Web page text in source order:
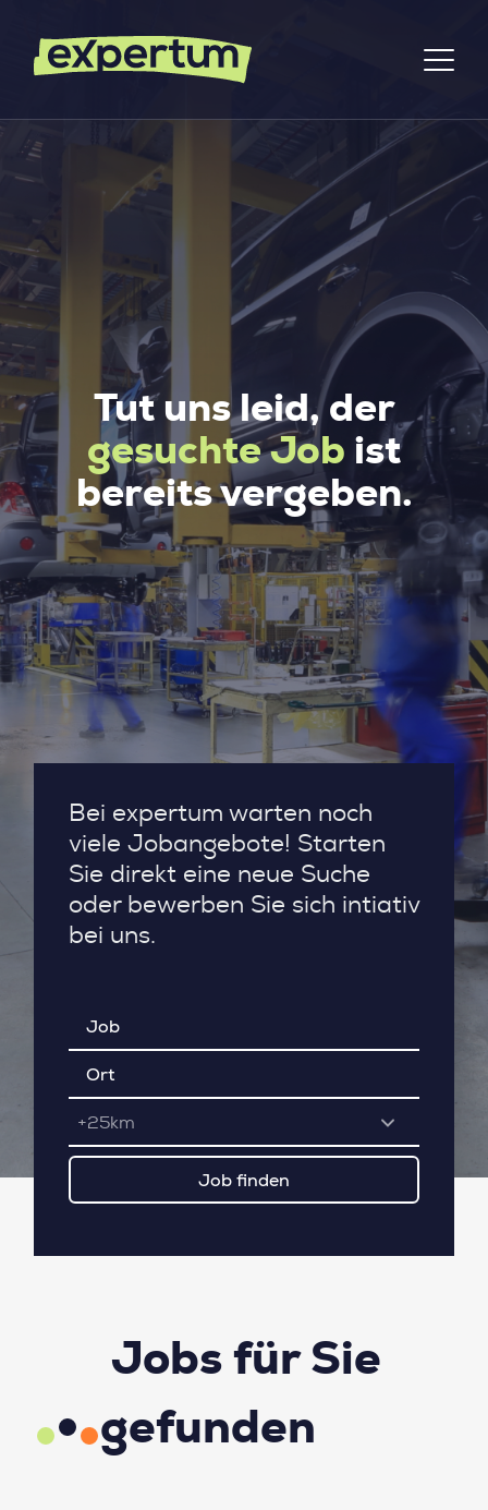
Tut uns leid, der
gesuchte Job ist
bereits vergeben.
Bei expertum warten noch
viele Jobangebote! Starten
Sie direkt eine neue Suche
oder bewerben Sie sich intiativ
bei uns.
+25km